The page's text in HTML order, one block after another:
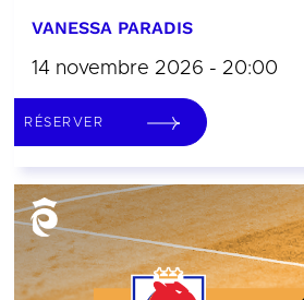
VANESSA PARADIS
14 novembre 2026 - 20:00
RÉSERVER